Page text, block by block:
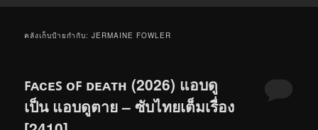
คลังเก็บป้ายกำกับ:JERMAINE FOWLER
ꜰᴀᴄᴇꜱ ᴏꜰ ᴅᴇᴀᴛʜ (2026) แอบดู
เป็น แอบดูตาย – ซับไทยเต็มเรื่อง